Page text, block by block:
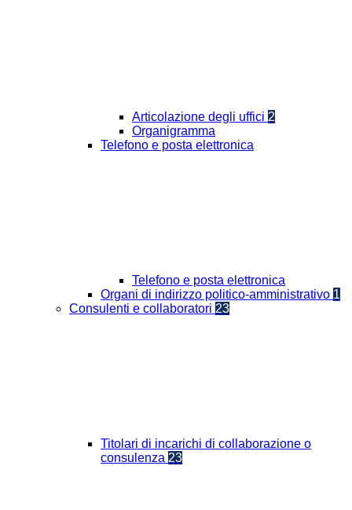
Articolazione degli uffici 2
Organigramma
Telefono e posta elettronica
Telefono e posta elettronica
Organi di indirizzo politico-amministrativo 1
Consulenti e collaboratori 23
Titolari di incarichi di collaborazione o
consulenza 23